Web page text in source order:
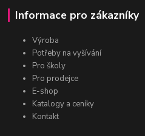
Informace pro zákazníky
Výroba
Potřeby na vyšívání
Pro školy
Pro prodejce
E-shop
Katalogy a ceníky
Kontakt